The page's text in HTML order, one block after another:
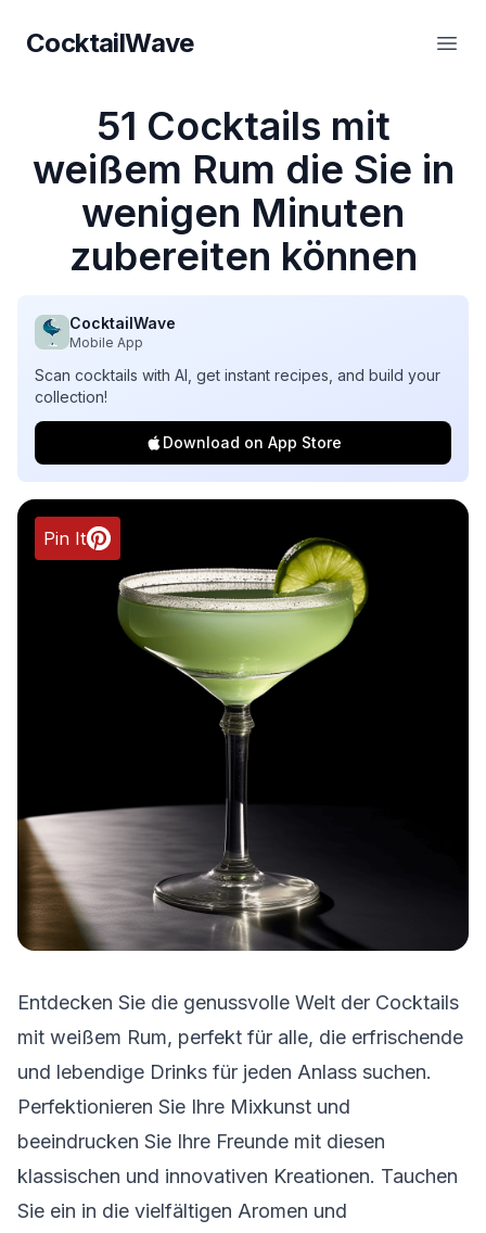
CocktailWave
CocktailWave
51 Cocktails mit
weißem Rum die Sie in
wenigen Minuten
zubereiten können
CocktailWave
Mobile App
Scan cocktails with AI, get instant recipes, and build your
collection!
Download on App Store
Pin It
Entdecken Sie die genussvolle Welt der Cocktails
mit weißem Rum, perfekt für alle, die erfrischende
und lebendige Drinks für jeden Anlass suchen.
Perfektionieren Sie Ihre Mixkunst und
beeindrucken Sie Ihre Freunde mit diesen
klassischen und innovativen Kreationen. Tauchen
Sie ein in die vielfältigen Aromen und